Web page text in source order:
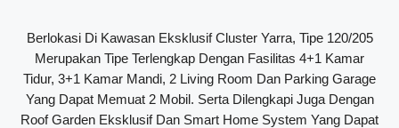
Berlokasi Di Kawasan Eksklusif Cluster Yarra, Tipe 120/205
Merupakan Tipe Terlengkap Dengan Fasilitas 4+1 Kamar
Tidur, 3+1 Kamar Mandi, 2 Living Room Dan Parking Garage
Yang Dapat Memuat 2 Mobil. Serta Dilengkapi Juga Dengan
Roof Garden Eksklusif Dan Smart Home System Yang Dapat